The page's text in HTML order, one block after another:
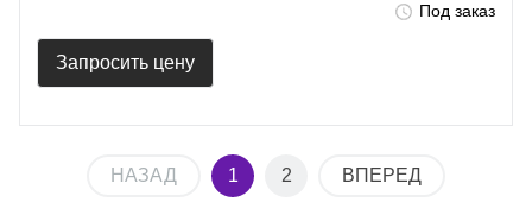
Под заказ
Запросить цену
НАЗАД 1 2 ВПЕРЕД